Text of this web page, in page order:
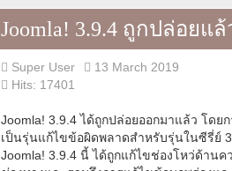
Joomla! 3.9.4 ถูกปล่อยแล้
Super User
13 March 2019
Hits: 17401
Joomla! 3.9.4 ได้ถูกปล่อยออกมาแล้ว โดย
เป็นรุ่นแก้ไขข้อผิดพลาดสำหรับรุ่นในซีรี่ย์
Joomla! 3.9.4 นี้ ได้ถูกแก้ไขช่องโหว่ด้านค